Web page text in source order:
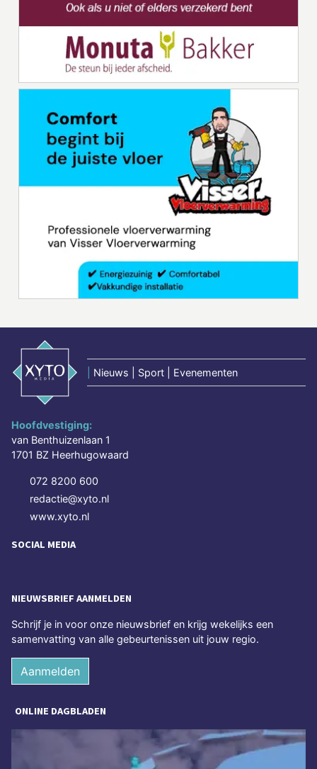
Nieuws | Sport | Evenementen
Hoofdvestiging:
van Benthuizenlaan 1
1701 BZ Heerhugowaard
072 8200 600
redactie@xyto.nl
www.xyto.nl
SOCIAL MEDIA
NIEUWSBRIEF AANMELDEN
Schrijf je in voor onze nieuwsbrief en krijg wekelijks een
samenvatting van alle gebeurtenissen uit jouw regio.
Aanmelden
ONLINE DAGBLADEN